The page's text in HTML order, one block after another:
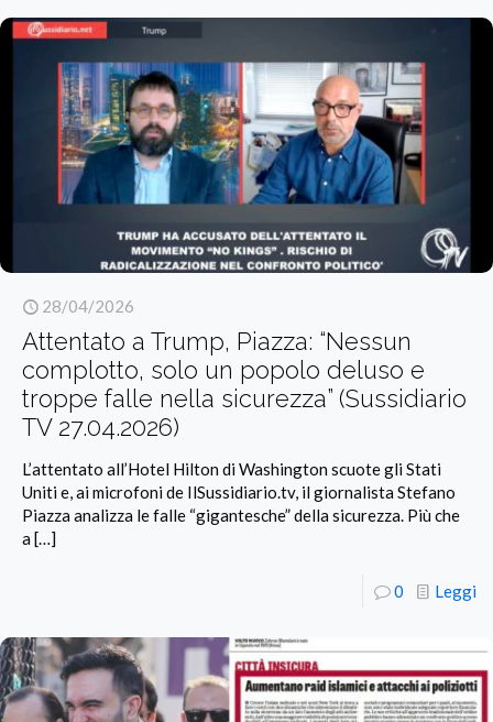
28/04/2026
Attentato a Trump, Piazza: “Nessun
complotto, solo un popolo deluso e
troppe falle nella sicurezza” (Sussidiario
TV 27.04.2026)
L’attentato all’Hotel Hilton di Washington scuote gli Stati
Uniti e, ai microfoni de IlSussidiario.tv, il giornalista Stefano
Piazza analizza le falle “gigantesche” della sicurezza. Più che
a[…]
0 Leggi